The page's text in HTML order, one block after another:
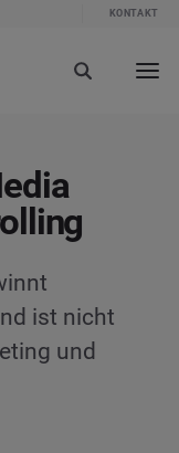
KONTAKT
ist nicht
und